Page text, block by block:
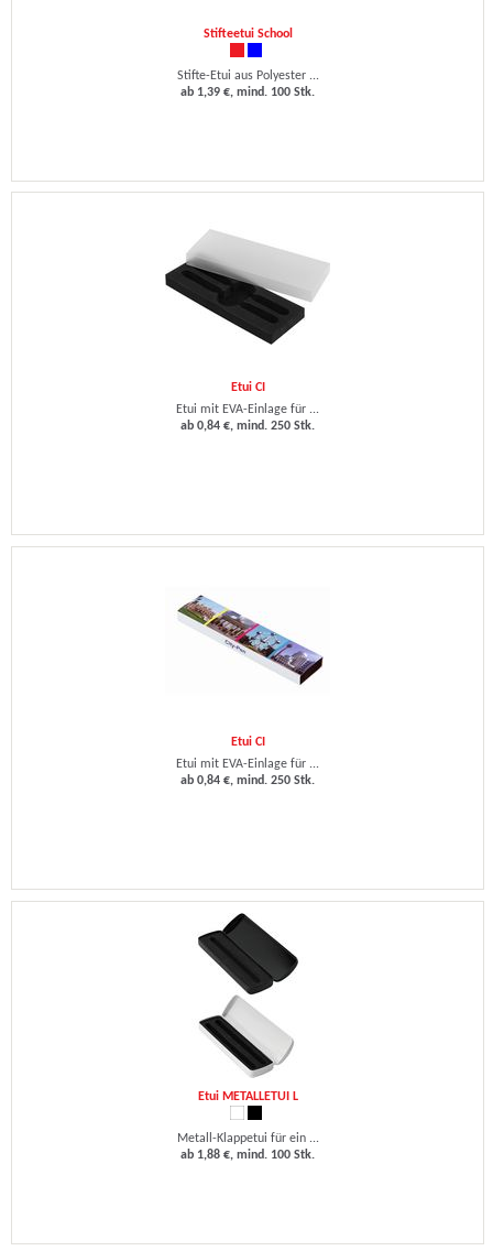
Stifteetui School
Stifte-Etui aus Polyester ...
ab 1,39 €, mind. 100 Stk.
Etui CI
Etui mit EVA-Einlage für ...
ab 0,84 €, mind. 250 Stk.
Etui CI
Etui mit EVA-Einlage für ...
ab 0,84 €, mind. 250 Stk.
Etui METALLETUI L
Metall-Klappetui für ein ...
ab 1,88 €, mind. 100 Stk.